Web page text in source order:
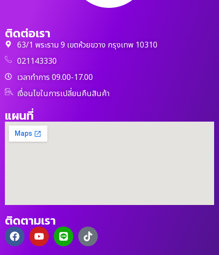
ติดต่อเรา
63/1 พระราม 9 เขตห้วยขวาง กรุงเทพ 10310
021143330
เวลาทำการ 09.00-17.00
เงื่อนไขในการเปลี่ยนคืนสินค้า
แผนที่
ติดตามเรา